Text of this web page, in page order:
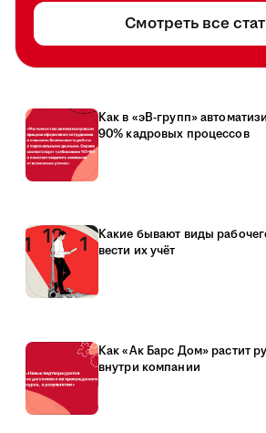
Смотреть все
Как в «эВ-групп»
90% кадровых процессов
Какие бывают виды
вести их учёт
Как «Ак Барс Дом» растит
внутри компании